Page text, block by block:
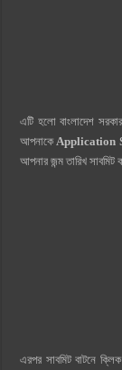
এটি হলো বাংলাদেশ
আপনাকে Application
আপনার জন্ম তারিখ সাবমিট
এরপর সাবমিট বাটনে